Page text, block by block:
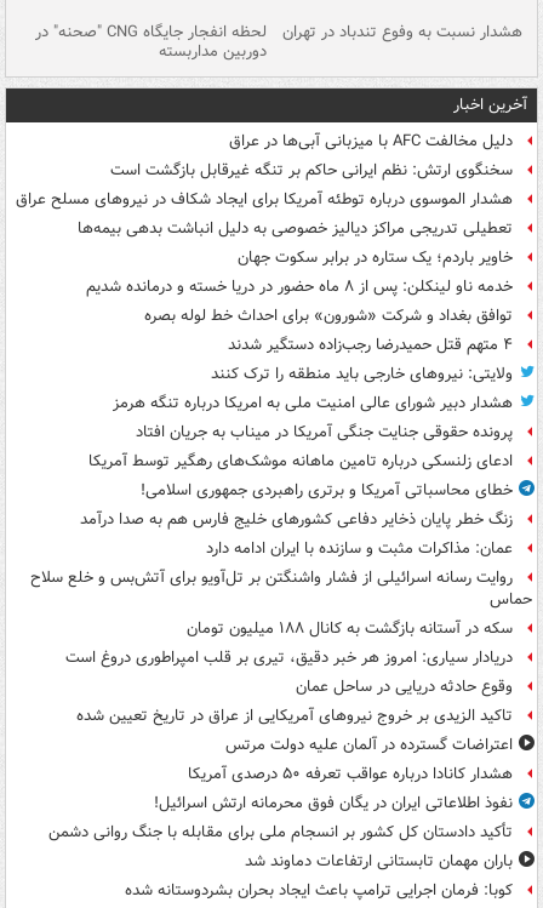
هشدار نسبت به وفوع تندباد در تهران لحظه انفجار جایگاه CNG "صحنه" در
دوربین مداربسته
آخرین اخبار
دلیل مخالفت AFC با میزبانی آبی‌ها در عراق
سخنگوی ارتش: نظم ایرانی حاکم بر تنگه غیرقابل بازگشت است
هشدار الموسوی درباره توطئه آمریکا برای ایجاد شکاف در نیروهای مسلح عراق
تعطیلی تدریجی مراکز دیالیز خصوصی به دلیل انباشت بدهی بیمه‌ها
خاویر باردم؛ یک ستاره در برابر سکوت جهان
خدمه ناو لینکلن: پس از ۸ ماه حضور در دریا خسته و درمانده‌ شدیم
توافق بغداد و شرکت «شورون» برای احداث خط لوله بصره
۴ متهم قتل حمیدرضا رجب‌زاده دستگیر شدند
ولایتی: نیروهای خارجی باید منطقه را ترک کنند
هشدار دبیر شورای عالی امنیت ملی به امریکا درباره تنگه هرمز
پرونده حقوقی جنایت جنگی آمریکا در میناب به جریان افتاد
ادعای زلنسکی درباره تامین ماهانه موشک‌های رهگیر توسط آمریکا
خطای محاسباتی آمریکا و برتری راهبردی جمهوری اسلامی!
زنگ خطر پایان ذخایر دفاعی کشورهای خلیج فارس هم به صدا درآمد
عمان: مذاکرات مثبت و سازنده با ایران ادامه دارد
روایت رسانه اسرائیلی از فشار واشنگتن بر تل‌آویو برای آتش‌بس و خلع سلاح
حماس
سکه در آستانه بازگشت به کانال ۱۸۸ میلیون تومان
دریادار سیاری: امروز هر خبر دقیق، تیری بر قلب امپراطوری دروغ است
وقوع حادثه دریایی در ساحل عمان
تاکید الزیدی بر خروج نیروهای آمریکایی از عراق در تاریخ تعیین شده
اعتراضات گسترده در آلمان علیه دولت مرتس
هشدار کانادا درباره عواقب تعرفه ۵۰ درصدی آمریکا
نفوذ اطلاعاتی ایران در یگان فوق محرمانه ارتش اسرائیل!
تأکید دادستان کل کشور بر انسجام ملی برای مقابله با جنگ روانی دشمن
باران مهمان تابستانی ارتفاعات دماوند شد
کوبا: فرمان اجرایی ترامپ باعث ایجاد بحران بشردوستانه شده